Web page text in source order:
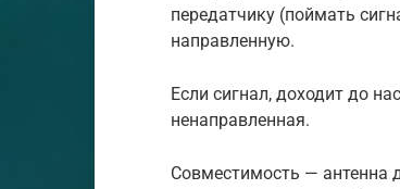
передатчику (поймать
направленную.
Если сигнал, доходит до
ненаправленная.
Совместимость — антенна